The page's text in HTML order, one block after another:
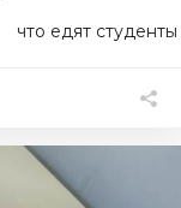
что едят студенты